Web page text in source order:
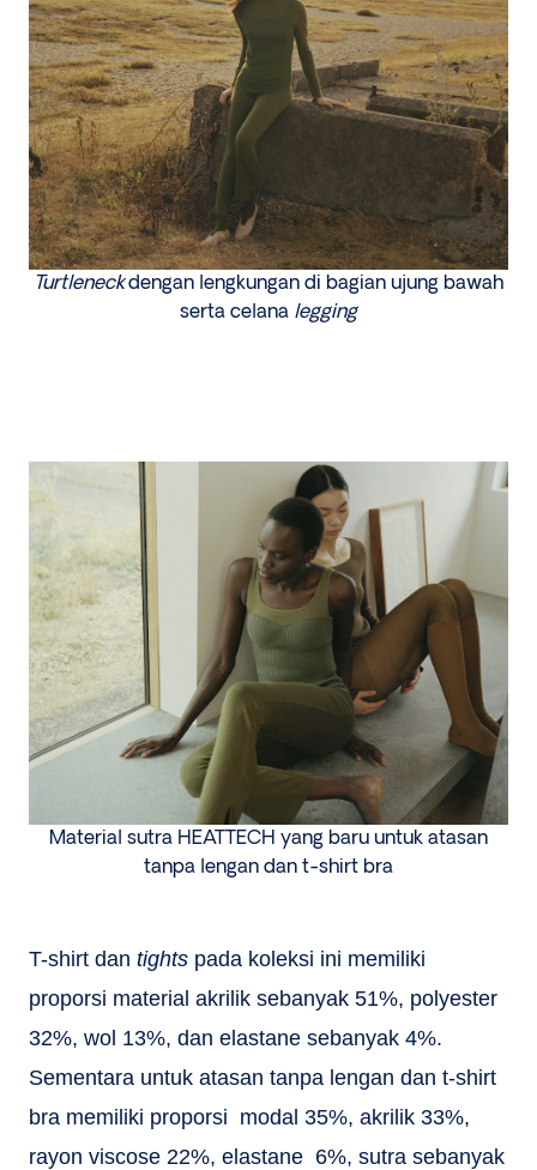
Turtleneckdengan lengkungan di bagian ujung bawah
serta celana legging
Material sutra HEATTECH yang baru untuk atasan
tanpa lengan dan t-shirt bra
T-shirt dan tights pada koleksi ini memiliki
proporsi material akrilik sebanyak 51%, polyester
32%, wol 13%, dan elastane sebanyak 4%.
Sementara untuk atasan tanpa lengan dan t-shirt
bra memiliki proporsi modal 35%, akrilik 33%,
rayon viscose 22%, elastane 6%, sutra sebanyak